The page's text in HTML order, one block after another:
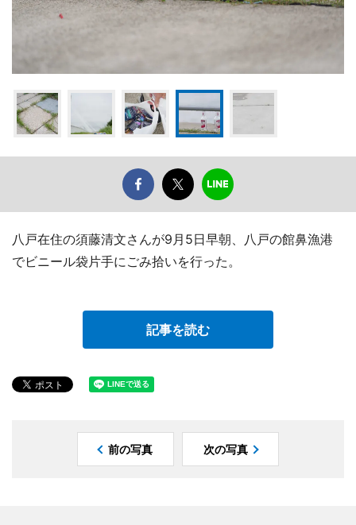
八戸在住の須藤清文さんが9月5日早朝、八戸の館鼻漁港
でビニール袋片手にごみ拾いを行った。
記事を読む
前の写真 次の写真